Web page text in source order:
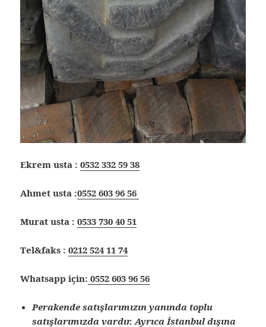
Ekrem usta :0532 332 59 38
Ahmet usta :0552 603 96 56
Murat usta :0533 730 40 51
Tel&faks :0212 524 11 74
Whatsapp için: 0552 603 96 56
Perakende satışlarımızın yanında toplu
satışlarımızda vardır. Ayrıca İstanbul dışına